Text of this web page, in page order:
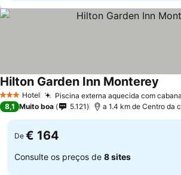
3 EstrelasHotel Piscina externa aquecida com
Hilton Garden Inn Monterey
8,1 Muito boa 5.121 a 1.4 km de Centro da
De € 164
Consulte os preços de 8 sites